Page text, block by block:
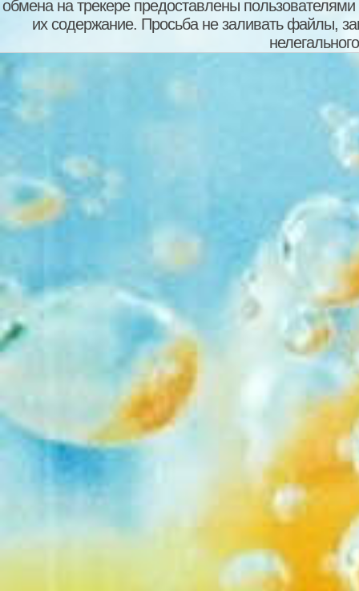
обмена на трекере предоставлены пользователями
их содержание. Просьба не заливать файлы,